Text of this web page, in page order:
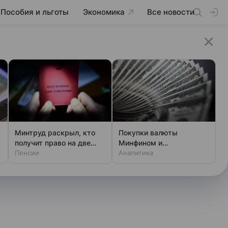
Пособия и льготы Экономика Все новости
Минтруд раскрыл, кто
получит право на две
пенсии
Пенсии
Покупки валюты
Минфином и
спекулянтами разогнали
Аналитика